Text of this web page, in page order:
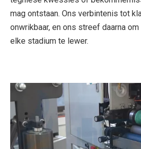
mag ontstaan. Ons verbintenis tot
onwrikbaar, en ons streef daarna
elke stadium te lewer.